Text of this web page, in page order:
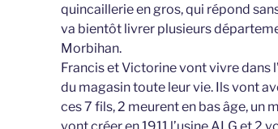
quincaillerie en gros, qui répond
va bientôt livrer plusieurs
Morbihan.
Francis et Victorine vont vivre dans
du magasin toute leur vie. Ils vont
ces 7 fils, 2 meurent en bas âge, un